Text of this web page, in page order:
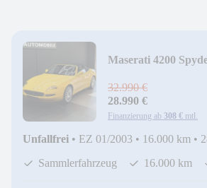
Maserati 4200
32.990 €
28.990 €
Finanzierung ab 308 € mtl.
Unfallfrei • EZ 01/2003 • 16.000 km •
Sammlerfahrzeug
16.000 km